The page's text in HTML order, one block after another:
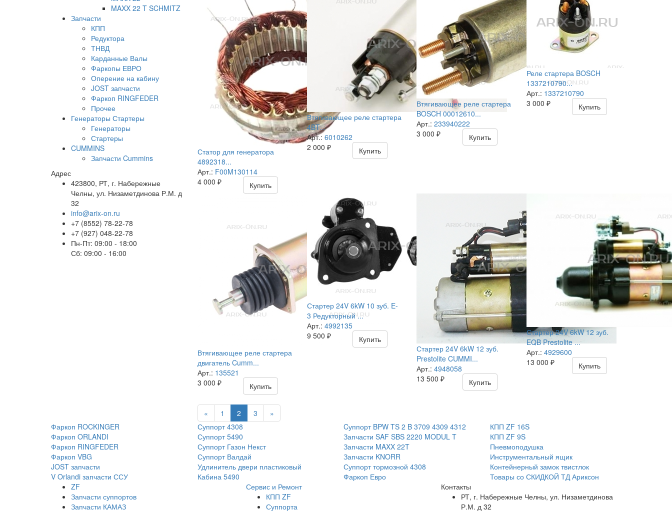
MAXX 22 T SCHMITZ
Запчасти
КПП
Редуктора
ТНВД
Карданные Валы
Фаркопы ЕВРО
Оперение на кабину
JOST запчасти
Фаркоп RINGFEDER
Прочее
Генераторы Стартеры
Генераторы
Стартеры
CUMMINS
Запчасти Cummins
Адрес
423800, РТ, г. Набережные
Челны, ул. Низаметдинова Р.М. д
32
info@arix-on.ru
+7 (8552) 78-22-78
+7 (927) 048-22-78
Пн-Пт: 09:00 - 18:00
Сб: 09:00 - 16:00
Статор для генератора
4892318...
Арт.: F00M130114
4 000 ₽ Купить
Втягивающее реле стартера
4BT...
Арт.: 6010262
2 000 ₽ Купить
Втягивающее реле стартера
BOSCH 00012610...
Арт.:233940222
3 000₽ Купить
Реле стартера BOSCH
1337210790...
Арт.: 1337210790
3 000 ₽ Купить
Втягивающее реле стартера
двигатель Cumm...
Арт.: 135521
3 000 ₽ Купить
Стартер 24V 6kW 10 зуб. E-
3 Редукторный ...
Арт.: 4992135
9 500 ₽
Купить
Стартер 24V 6kW 12 зуб.
Prestolite CUMMI...
Арт.:4948058
13 500₽ Купить
Стартер 24V 6kW 12 зуб.
EQB Prestolite ...
Арт.: 4929600
13 000 ₽ Купить
« 1 2 3
»
Фаркоп ROCKINGER
Суппорт 4308 Cуппорт BPW TS 2 B 3709 4309 4312
КПП ZF 16S
Фаркоп ORLANDI
Суппорт 5490 Запчасти SAF SBS 2220 MODUL T
КПП ZF 9S
Фаркоп RINGFEDER
Суппорт Газон Некст Запчасти MAXX 22T
Пневмоподушка
Фаркоп VBG
Суппорт Валдай Запчасти KNORR
Инструментальный ящик
JOST запчасти
Удлинитель двери пластиковый Суппорт тормозной 4308
Контейнерный замок твистлок
V Orlandi запчасти ССУ
Кабина 5490 Фаркоп Евро
Товары со СКИДКОЙ ТД Ариксон
ZF
Запчасти суппортов
Запчасти КАМАЗ
Сервис и Ремонт
КПП ZF
Суппорта
Контакты
РТ, г. Набережные Челны, ул. Низаметдинова
Р.М. д 32